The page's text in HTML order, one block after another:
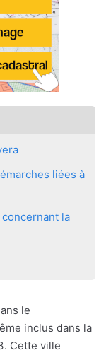
liées à
la
le
inclus dans la
Cette ville